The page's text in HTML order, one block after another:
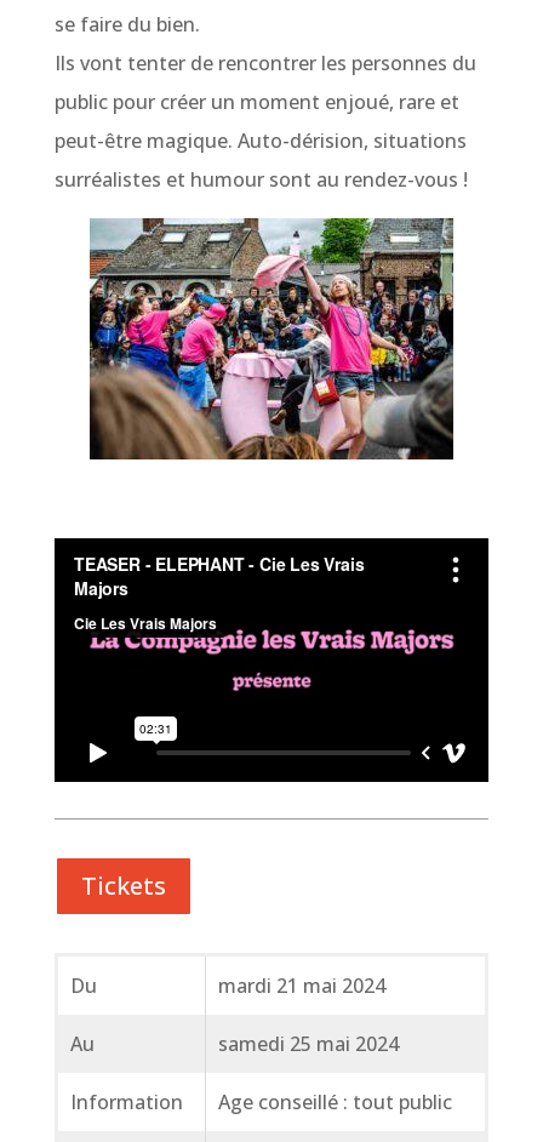
se faire du bien.
Ils vont tenter de rencontrer les personnes du
public pour créer un moment enjoué, rare et
peut-être magique. Auto-dérision, situations
surréalistes et humour sont au rendez-vous !
Tickets
Du mardi 21 mai 2024
Au samedi 25 mai 2024
Information Age conseillé : tout public